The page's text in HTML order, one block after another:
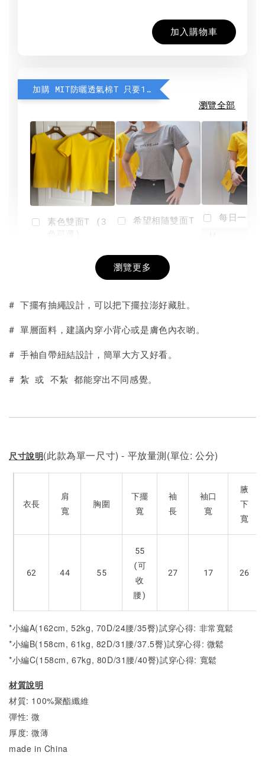
加入購物車
加購 MIT防曬透氣棉T 只要190元
瀏覽全部
素色雙面T (3
+
希望相隨雙面T
NT$ 190
-
每日一笑
瀏覽更多
# 下擺有抽繩設計，可以把下擺拉澎好藏肚。
# 單層面料，建議內穿小背心或是膚色內衣喲。
# 手袖自帶紐結設計，簡單大方又好看。
# 紮 或 不紮 都能穿出不同感覺。
尺寸說明(此款為單一尺寸) - 平放量測(單位: 公分)
衣長
肩
寬
胸圍
下擺
寬
袖
長
袖口
寬
腋
下
寬
62 44 55
55
(可
收
腰)
27 17 26
*小編A(162cm, 52kg, 70D/24腰/35臀)試穿心得: 非常寬鬆
*小編B(158cm, 61kg, 82D/31腰/37.5臀)試穿心得: 微鬆
*小編C(158cm, 67kg, 80D/31腰/40臀)試穿心得: 寬鬆
材質說明
材質: 100%聚酯纖維
彈性: 微
厚度: 微薄
made in China